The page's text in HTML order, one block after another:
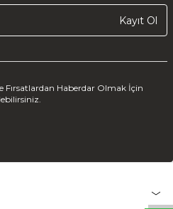
W
h
t
s
a
p
p
D
e
s
e
H
a
t
t
Kayıt Ol
Haberdar Olmak İçin